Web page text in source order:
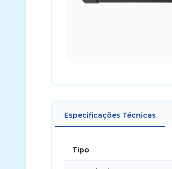
Especificações Técnicas
Tipo